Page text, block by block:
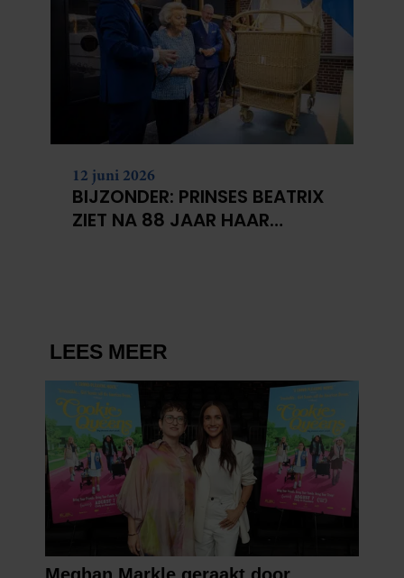
12 juni 2026
BIJZONDER: PRINSES BEATRIX
ZIET NA 88 JAAR HAAR